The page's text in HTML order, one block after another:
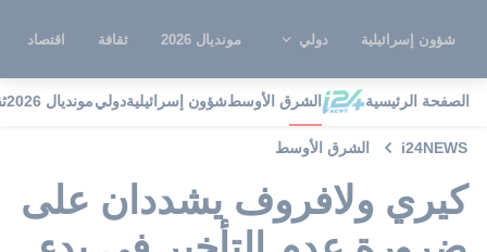
شؤون إسرائيلية دولي مونديال 2026 ثقافة اقتصاد
الصفحة الرئيسية الشرق الأوسطشؤون إسرائيليةدوليمونديال 2026
i24NEWS الشرق الأوسط
كيري ولافروف يشددان على